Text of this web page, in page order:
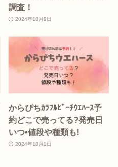
調査！
2024年10月8日
からぴちｶﾗﾌﾙﾋﾟｰﾁｳｴﾊｰｽ予
約どこで売ってる?発売日
いつ•値段や種類も!
2024年10月1日